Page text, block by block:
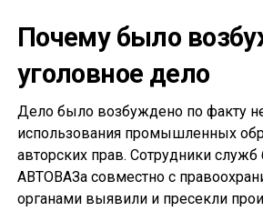
Почему было
уголовное дело
Дело было возбуждено по факту
использования промышленных
авторских прав. Сотрудники служб
АВТОВАЗа совместно с
органами выявили и пресекли